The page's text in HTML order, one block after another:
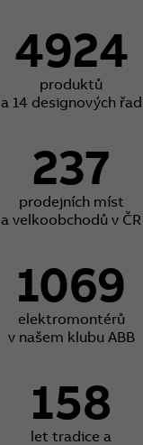
4924
produktů
a 14 designových řad
237
prodejních míst
a velkoobchodů v ČR
1069
elektromontérů
v našem klubu ABB
158
let tradice a